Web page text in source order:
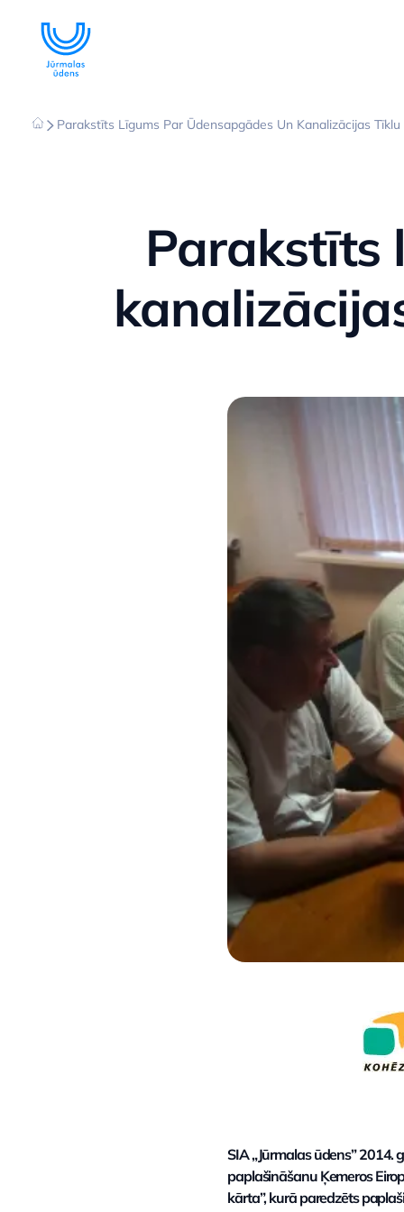
Parakstīts Līgums Par Ūdensapgādes Un Kanalizācijas
Parakstīts
SIA „Jūrmalas ūdens”
paplašināšanu Ķemeros
kārta”, kurā paredzēts